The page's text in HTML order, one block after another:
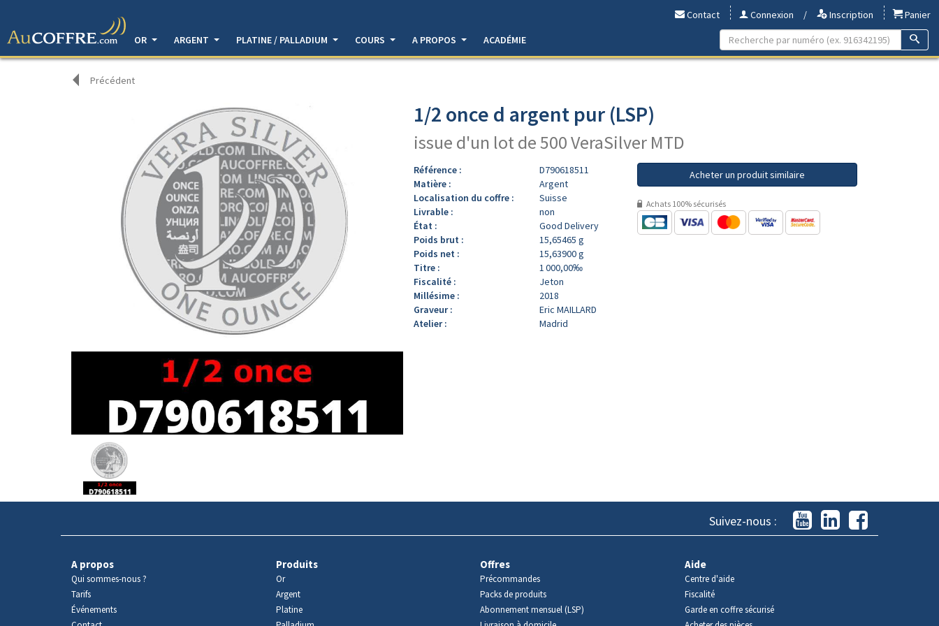
Contact Connexion / Inscription
Panier
OR
ARGENT PLATINE / PALLADIUM COURS A PROPOS ACADÉMIE
Précédent
produit
1/2 once d argent pur (LSP)
issue d'un lot de 500 VeraSilver MTD
Référence :
D790618511
Matière :
Argent
Localisation du coffre :
Suisse
Livrable :
non
État :
Good Delivery
Poids brut :
15,65465 g
Poids net :
15,63900 g
Titre :
1 000,00‰
Fiscalité :
Jeton
Millésime :
2018
Graveur :
Eric MAILLARD
Atelier :
Madrid
Acheter un produit similaire
Achats 100% sécurisés
Suivez-nous :
A propos
Qui sommes-nous ?
Tarifs
Événements
Produits
Or
Argent
Platine
Offres
Précommandes
Packs de produits
Abonnement mensuel (LSP)
Aide
Centre d'aide
Fiscalité
Garde en coffre sécurisé